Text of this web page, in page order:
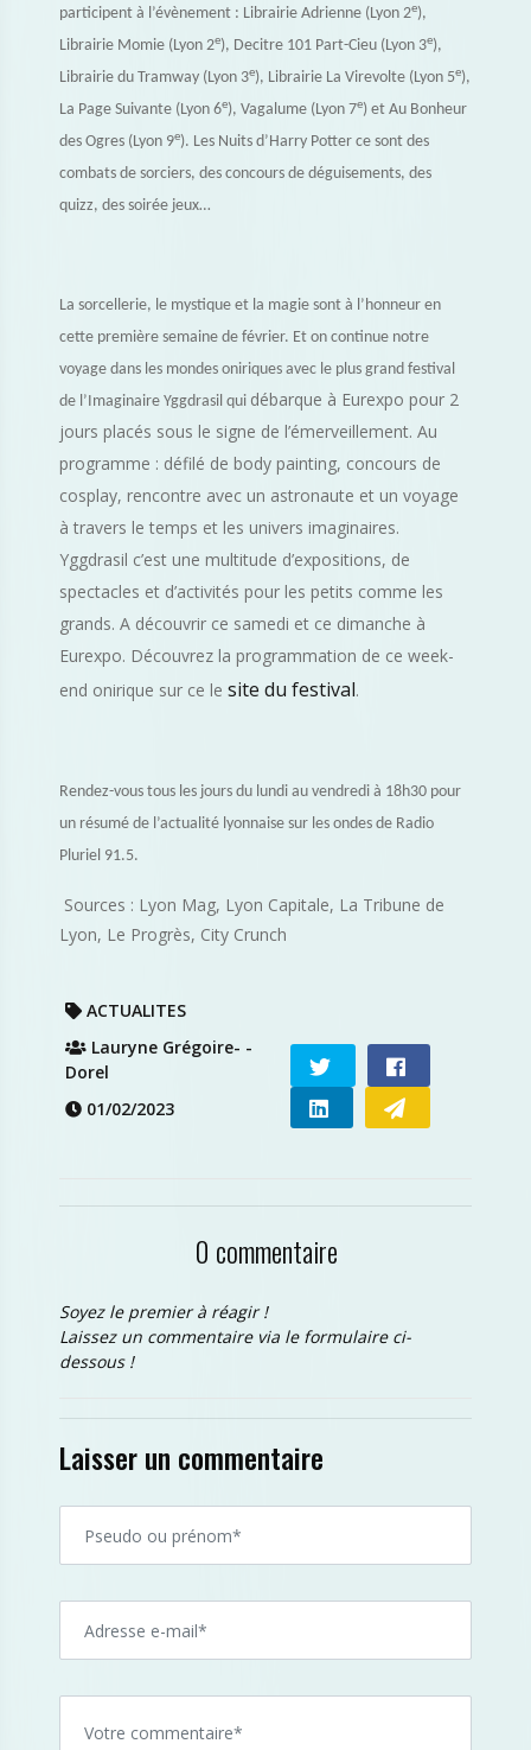
participent à l’évènement : Librairie Adrienne (Lyon 2e),
Librairie Momie (Lyon 2e), Decitre 101 Part-Cieu (Lyon 3e),
Librairie du Tramway (Lyon 3e), Librairie La Virevolte (Lyon 5e),
La Page Suivante (Lyon 6e), Vagalume (Lyon 7e) et Au Bonheur
des Ogres (Lyon 9e). Les Nuits d’Harry Potter ce sont des
combats de sorciers, des concours de déguisements, des
quizz, des soirée jeux…
La sorcellerie, le mystique et la magie sont à l’honneur en
cette première semaine de février. Et on continue notre
voyage dans les mondes oniriques avec le plus grand festival
de l’Imaginaire Yggdrasil qui débarque à Eurexpo pour 2
jours placés sous le signe de l’émerveillement. Au
programme : défilé de body painting, concours de
cosplay, rencontre avec un astronaute et un voyage
à travers le temps et les univers imaginaires.
Yggdrasil c’est une multitude d’expositions, de
spectacles et d’activités pour les petits comme les
grands. A découvrir ce samedi et ce dimanche à
Eurexpo. Découvrez la programmation de ce week-
end onirique sur ce le site du festival.
Rendez-vous tous les jours du lundi au vendredi à 18h30 pour
un résumé de l’actualité lyonnaise sur les ondes de Radio
Pluriel 91.5.
Sources : Lyon Mag, Lyon Capitale, La Tribune de
Lyon, Le Progrès, City Crunch
ACTUALITES
Lauryne Grégoire- -
Dorel
01/02/2023
0 commentaire
Soyez le premier à réagir !
Laissez un commentaire via le formulaire ci-
dessous !
Laisser un commentaire